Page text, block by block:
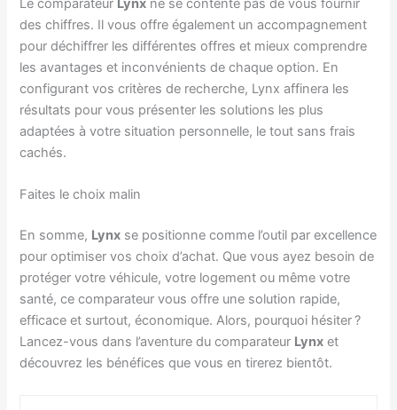
Le comparateur Lynx ne se contente pas de vous fournir
des chiffres. Il vous offre également un accompagnement
pour déchiffrer les différentes offres et mieux comprendre
les avantages et inconvénients de chaque option. En
configurant vos critères de recherche, Lynx affinera les
résultats pour vous présenter les solutions les plus
adaptées à votre situation personnelle, le tout sans frais
cachés.
Faites le choix malin
En somme, Lynx se positionne comme l’outil par excellence
pour optimiser vos choix d’achat. Que vous ayez besoin de
protéger votre véhicule, votre logement ou même votre
santé, ce comparateur vous offre une solution rapide,
efficace et surtout, économique. Alors, pourquoi hésiter ?
Lancez-vous dans l’aventure du comparateur Lynx et
découvrez les bénéfices que vous en tirerez bientôt.